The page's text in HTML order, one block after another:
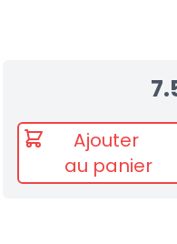
Ajouter
au panier